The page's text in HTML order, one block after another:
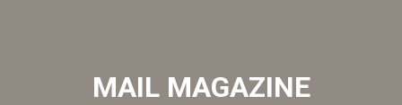
MAIL MAGAZINE